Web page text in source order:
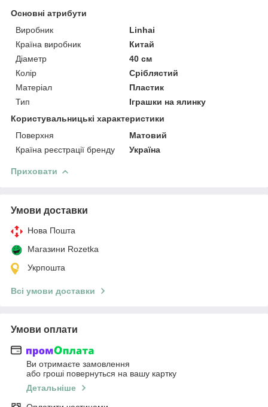
Основні атрибути
Виробник
Linhai
Країна виробник
Китай
Діаметр
40 см
Колір
Сріблястий
Матеріал
Пластик
Тип
Іграшки на ялинку
Користувальницькі характеристики
Поверхня
Матовий
Країна реєстрації бренду
Україна
Приховати
Умови доставки
Нова Пошта
Магазини Rozetka
Укрпошта
Всі умови доставки
Умови оплати
Ви отримаєте замовлення
або гроші повернуться на вашу картку
Детальніше